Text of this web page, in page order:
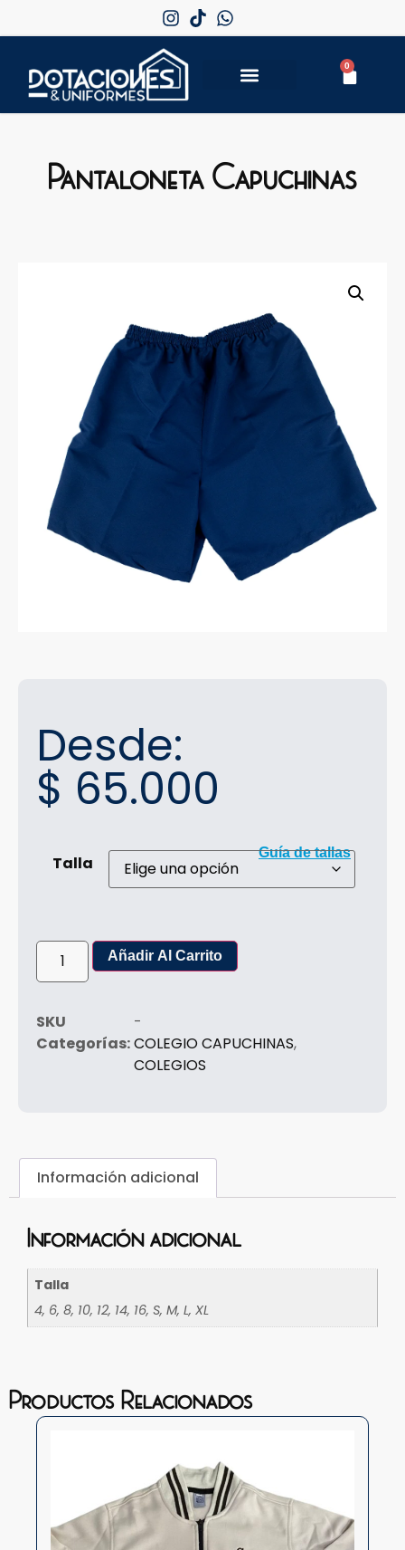
0
Pantaloneta Capuchinas
Desde:
$ 65.000
Guía de tallas
Talla
Añadir Al Carrito
SKU
-
Categorías:COLEGIO CAPUCHINAS,
COLEGIOS
Información adicional
Información adicional
Talla
4, 6, 8, 10, 12, 14, 16, S, M, L, XL
Productos Relacionados